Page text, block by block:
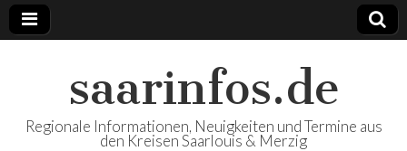
saarinfos.de
Regionale Informationen, Neuigkeiten und Termine aus
den Kreisen Saarlouis & Merzig